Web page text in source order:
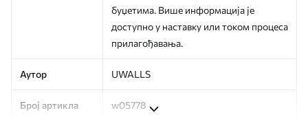
буџетима. Више информација је
доступно у наставку или током процеса
прилагођавања.
Аутор UWALLS
Број артикла w05778